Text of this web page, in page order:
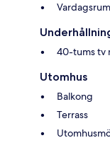
Vardagsrum
40-tums tv
Utomhus
Balkong
Terrass